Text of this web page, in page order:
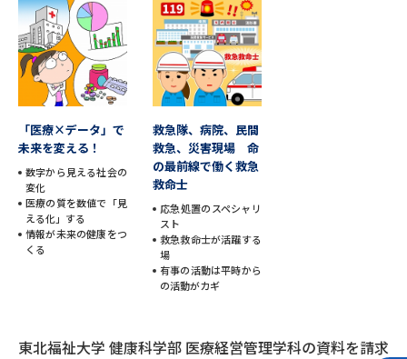
大学研究
大学で学べる内容や特徴を調べる
新増設大学・学部・学科特集
国際・グローバルに強い大学特
集
データサイエンス特集
デジタルパンフレット 進路の３択
新学年スタート号特集ページ
新学年スタート号特集ページ
（高2生用）
「医療×データ」で
未来を変える！
数字から見える社会の
変化
医療の質を数値で「見
える化」する
情報が未来の健康をつ
くる
救急隊、病院、民間
救急、災害現場 命
の最前線で働く救急
救命士
応急処置のスペシャリ
スト
救急救命士が活躍する
場
有事の活動は平時から
の活動がカギ
東北福祉大学 健康科学部 医療経営管理学科の資料を請求